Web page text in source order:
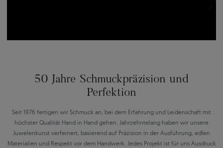
50 Jahre Schmuckpräzision und
Perfektion
Seit 1976 fertigen wir Schmuck an, bei dem Erfahrung und Leidenschaft mit
höchster Qualität Hand in Hand gehen. Jahrzehntelang haben wir unsere
Juwelenkunst verfeinert, basierend auf Präzision in der Ausführung, edlen
Materialien und Respekt vor dem Handwerk. Jedes Projekt ist für uns Ausdruck